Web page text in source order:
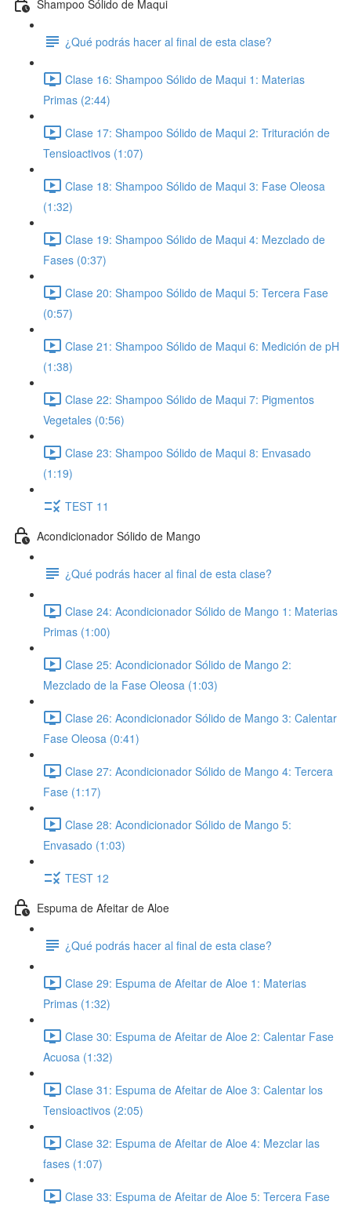
Shampoo Sólido de Maqui
¿Qué podrás hacer al final de esta clase?
Clase 16: Shampoo Sólido de Maqui 1: Materias
Primas (2:44)
Clase 17: Shampoo Sólido de Maqui 2: Trituración de
Tensioactivos (1:07)
Clase 18: Shampoo Sólido de Maqui 3: Fase Oleosa
(1:32)
Clase 19: Shampoo Sólido de Maqui 4: Mezclado de
Fases (0:37)
Clase 20: Shampoo Sólido de Maqui 5: Tercera Fase
(0:57)
Clase 21: Shampoo Sólido de Maqui 6: Medición de pH
(1:38)
Clase 22: Shampoo Sólido de Maqui 7: Pigmentos
Vegetales (0:56)
Clase 23: Shampoo Sólido de Maqui 8: Envasado
(1:19)
TEST 11
Acondicionador Sólido de Mango
¿Qué podrás hacer al final de esta clase?
Clase 24: Acondicionador Sólido de Mango 1: Materias
Primas (1:00)
Clase 25: Acondicionador Sólido de Mango 2:
Mezclado de la Fase Oleosa (1:03)
Clase 26: Acondicionador Sólido de Mango 3: Calentar
Fase Oleosa (0:41)
Clase 27: Acondicionador Sólido de Mango 4: Tercera
Fase (1:17)
Clase 28: Acondicionador Sólido de Mango 5:
Envasado (1:03)
TEST 12
Espuma de Afeitar de Aloe
¿Qué podrás hacer al final de esta clase?
Clase 29: Espuma de Afeitar de Aloe 1: Materias
Primas (1:32)
Clase 30: Espuma de Afeitar de Aloe 2: Calentar Fase
Acuosa (1:32)
Clase 31: Espuma de Afeitar de Aloe 3: Calentar los
Tensioactivos (2:05)
Clase 32: Espuma de Afeitar de Aloe 4: Mezclar las
fases (1:07)
Clase 33: Espuma de Afeitar de Aloe 5: Tercera Fase